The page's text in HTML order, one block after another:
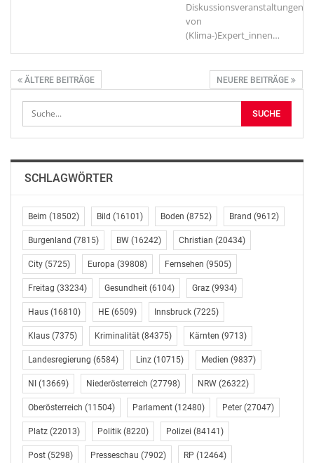
Diskussionsveranstaltungen
von
(Klima-)Expert_innen…
ÄLTERE BEITRÄGE NEUERE BEITRÄGE
SCHLAGWÖRTER
Beim (18502) Bild (16101) Boden (8752) Brand (9612)
Burgenland (7815) BW (16242) Christian (20434)
City (5725) Europa (39808) Fernsehen (9505)
Freitag (33234) Gesundheit (6104) Graz (9934)
Haus (16810) HE (6509) Innsbruck (7225)
Klaus (7375) Kriminalität (84375) Kärnten (9713)
Landesregierung (6584) Linz (10715) Medien (9837)
NI (13669) Niederösterreich (27798) NRW (26322)
Oberösterreich (11504) Parlament (12480) Peter (27047)
Platz (22013) Politik (8220) Polizei (84141)
Post (5298) Presseschau (7902) RP (12464)